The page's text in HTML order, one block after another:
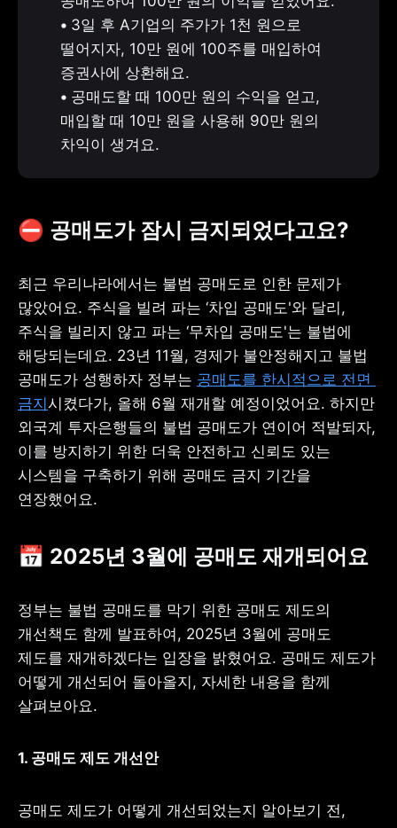
• 3일 후 A기업의 주가가 1천 원으로
떨어지자, 10만 원에 100주를 매입하여
• 공매도할 때 100만 원의 수익을 얻고,
매입할 때 10만 원을 사용해 90만 원의
차익이 생겨요.
⛔ 공매도가 잠시 금지되었다고요?
최근 우리나라에서는 불법 공매도로 인한 문제가
많았어요. 주식을 빌려 파는 ‘차입 공매도'와 달리,
주식을 빌리지 않고 파는 ‘무차입 공매도'는 불법에
해당되는데요. 23년 11월, 경제가 불안정해지고 불법
공매도가 성행하자 정부는 공매도를 한시적으로 전면
금지시켰다가, 올해 6월 재개할 예정이었어요. 하지만
외국계 투자은행들의 불법 공매도가 연이어 적발되자,
이를 방지하기 위한 더욱 안전하고 신뢰도 있는
시스템을 구축하기 위해 공매도 금지 기간을
연장했어요.
📅 2025년 3월에 공매도 재개되어요
정부는 불법 공매도를 막기 위한 공매도 제도의
개선책도 함께 발표하여, 2025년 3월에 공매도
제도를 재개하겠다는 입장을 밝혔어요. 공매도 제도가
어떻게 개선되어 돌아올지, 자세한 내용을 함께
살펴보아요.
1. 공매도 제도 개선안
공매도 제도가 어떻게 개선되었는지 알아보기 전,